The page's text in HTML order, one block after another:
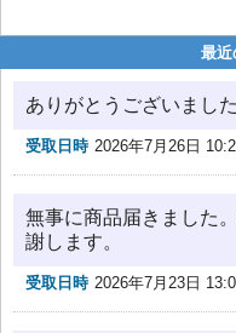
最近
ありがとうございました
受取日時 2026年7月26日
無事に商品届きました
謝します。
受取日時 2026年7月23日